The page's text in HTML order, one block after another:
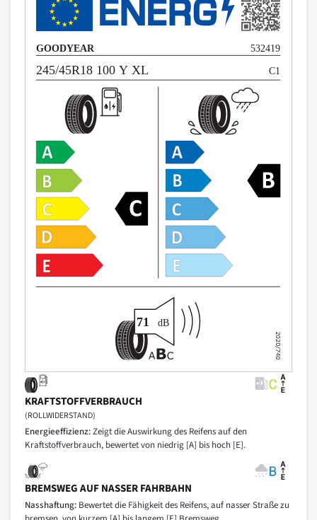
KRAFTSTOFFVERBRAUCH
(ROLLWIDERSTAND)
Energieeffizienz:Zeigt die Auswirkung des Reifens auf den
Kraftstoffverbrauch, bewertet von niedrig [A] bis hoch [E].
BREMSWEG AUF NASSER FAHRBAHN
Nasshaftung: Bewertet die Fähigkeit des Reifens, auf nasser Straße zu